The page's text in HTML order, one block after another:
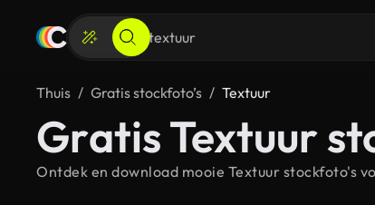
Thuis Gratis stockfoto’s Textuur
Gratis Textuur
Ontdek en download mooie Textuur stockfoto's